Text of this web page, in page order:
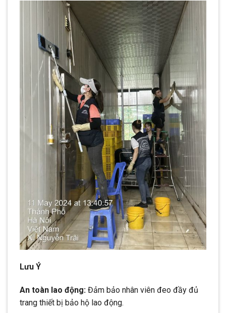
Lưu Ý
An toàn lao động: Đảm bảo nhân viên đeo đầy đủ
trang thiết bị bảo hộ lao động.